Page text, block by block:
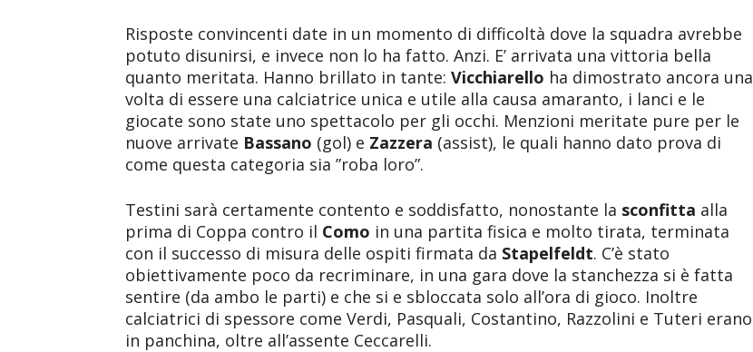
Risposte convincenti date in un momento di difficoltà dove la squadra avrebbe
potuto disunirsi, e invece non lo ha fatto. Anzi. E’ arrivata una vittoria bella
quanto meritata. Hanno brillato in tante: Vicchiarello ha dimostrato ancora una
volta di essere una calciatrice unica e utile alla causa amaranto, i lanci e le
giocate sono state uno spettacolo per gli occhi. Menzioni meritate pure per le
nuove arrivate Bassano (gol) e Zazzera (assist), le quali hanno dato prova di
come questa categoria sia ”roba loro”.
Testini sarà certamente contento e soddisfatto, nonostante la sconfitta alla
prima di Coppa contro il Como in una partita fisica e molto tirata, terminata
con il successo di misura delle ospiti firmata da Stapelfeldt. C’è stato
obiettivamente poco da recriminare, in una gara dove la stanchezza si è fatta
sentire (da ambo le parti) e che si e sbloccata solo all’ora di gioco. Inoltre
calciatrici di spessore come Verdi, Pasquali, Costantino, Razzolini e Tuteri erano
in panchina, oltre all’assente Ceccarelli.